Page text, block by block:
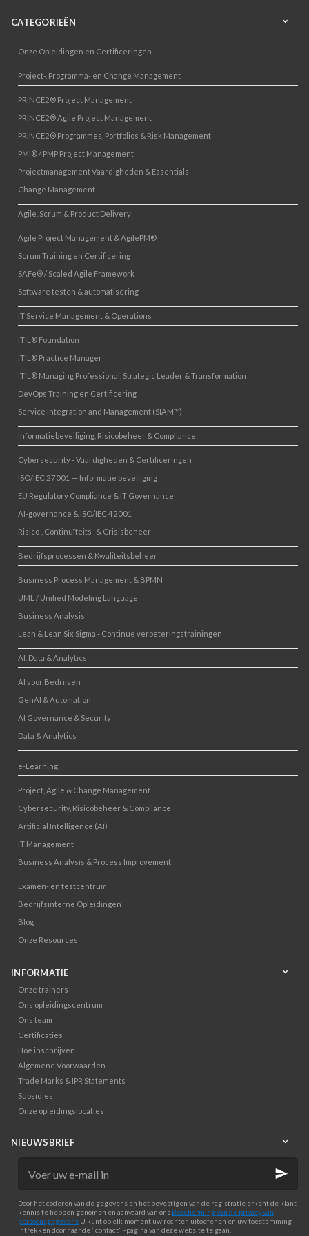
CATEGORIEËN
Onze Opleidingen en Certificeringen
Project-, Programma- en Change Management
PRINCE2® Project Management
PRINCE2® Agile Project Management
PRINCE2® Programmes, Portfolios & Risk Management
PMI® / PMP Project Management
Projectmanagement Vaardigheden & Essentials
Change Management
Agile, Scrum & Product Delivery
Agile Project Management & AgilePM®
Scrum Training en Certificering
SAFe® / Scaled Agile Framework
Software testen & automatisering
IT Service Management & Operations
ITIL® Foundation
ITIL® Practice Manager
ITIL® Managing Professional, Strategic Leader & Transformation
DevOps Training en Certificering
Service Integration and Management (SIAM™)
Informatiebeveiliging, Risicobeheer & Compliance
Cybersecurity - Vaardigheden & Certificeringen
ISO/IEC 27001 — Informatie beveiliging
EU Regulatory Compliance & IT Governance
AI-governance & ISO/IEC 42001
Risico-, Continuïteits- & Crisisbeheer
Bedrijfsprocessen & Kwaliteitsbeheer
Business Process Management & BPMN
UML / Unified Modeling Language
Business Analysis
Lean & Lean Six Sigma - Continue verbeteringstrainingen
AI, Data & Analytics
AI voor Bedrijven
GenAI & Automation
AI Governance & Security
Data & Analytics
e-Learning
Project, Agile & Change Management
Cybersecurity, Risicobeheer & Compliance
Artificial Intelligence (AI)
IT Management
Business Analysis & Process Improvement
Examen- en testcentrum
Bedrijfsinterne Opleidingen
Blog
Onze Resources
INFORMATIE
Onze trainers
Ons opleidingscentrum
Ons team
Certificaties
Hoe inschrijven
Algemene Voorwaarden
Trade Marks & IPR Statements
Subsidies
Onze opleidingslocaties
NIEUWSBRIEF
in
Door het coderen van de gegevens en het bevestigen van de registratie erkent de klant
kennis te hebben genomen en aanvaard van ons Bescherming van de privacy van
persoonsgegevens U kunt op elk moment uw rechten uitoefenen en uw toestemming
intrekken door naar de "contact" -pagina van deze website te gaan.